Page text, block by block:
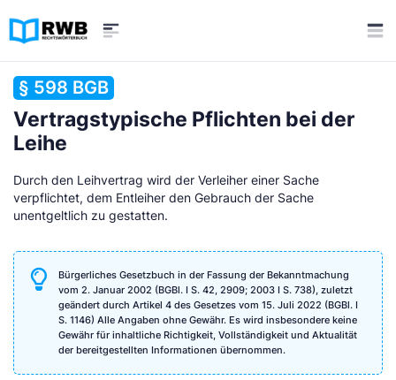
§ 598 BGB
Vertragstypische Pflichten bei der
Leihe
Durch den Leihvertrag wird der Verleiher einer Sache
verpflichtet, dem Entleiher den Gebrauch der Sache
unentgeltlich zu gestatten.
Bürgerliches Gesetzbuch in der Fassung der Bekanntmachung
vom 2. Januar 2002 (BGBl. I S. 42, 2909; 2003 I S. 738), zuletzt
geändert durch Artikel 4 des Gesetzes vom 15. Juli 2022 (BGBl. I
S. 1146) Alle Angaben ohne Gewähr. Es wird insbesondere keine
Gewähr für inhaltliche Richtigkeit, Vollständigkeit und Aktualität
der bereitgestellten Informationen übernommen.